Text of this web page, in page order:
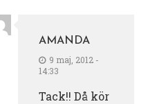
AMANDA
9 maj, 2012 -
14:33
Tack!! Då kör